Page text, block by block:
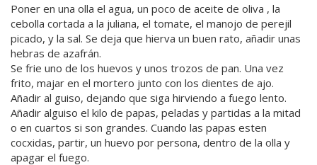
Poner en una olla el agua, un poco de aceite de oliva , la
cebolla cortada a la juliana, el tomate, el manojo de perejil
picado, y la sal. Se deja que hierva un buen rato, añadir unas
hebras de azafrán.
Se frie uno de los huevos y unos trozos de pan. Una vez
frito, majar en el mortero junto con los dientes de ajo.
Añadir al guiso, dejando que siga hirviendo a fuego lento.
Añadir alguiso el kilo de papas, peladas y partidas a la mitad
o en cuartos si son grandes. Cuando las papas esten
cocxidas, partir, un huevo por persona, dentro de la olla y
apagar el fuego.